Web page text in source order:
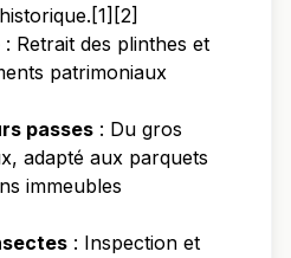
: Retrait des plinthes et
patrimoniaux
passes : Du gros
adapté aux parquets
immeubles
: Inspection et